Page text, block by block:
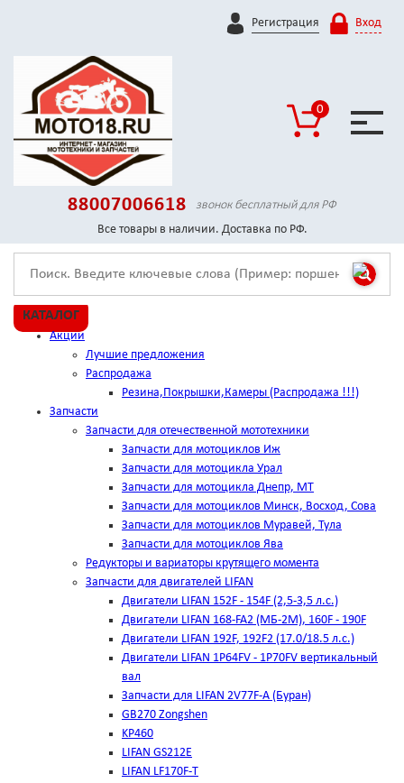
Регистрация Вход
0
88007006618
звонок бесплатный для РФ
Все товары в наличии. Доставка по РФ.
КАТАЛОГ
Акции
Лучшие предложения
Распродажа
Резина,Покрышки,Камеры (Распродажа !!!)
Запчасти
Запчасти для отечественной мототехники
Запчасти для мотоциклов Иж
Запчасти для мотоцикла Урал
Запчасти для мотоцикла Днепр, МТ
Запчасти для мотоциклов Минск, Восход, Сова
Запчасти для мотоциклов Муравей, Тула
Запчасти для мотоциклов Ява
Редукторы и вариаторы крутящего момента
Запчасти для двигателей LIFAN
Двигатели LIFAN 152F - 154F (2,5-3,5 л.с.)
Двигатели LIFAN 168-FA2 (МБ-2М), 160F - 190F
Двигатели LIFAN 192F, 192F2 (17.0/18.5 л.с.)
Двигатели LIFAN 1Р64FV - 1Р70FV вертикальный
вал
Запчасти для LIFAN 2V77F-A (Буран)
GB270 Zongshen
KP460
LIFAN GS212E
LIFAN LF170F-T